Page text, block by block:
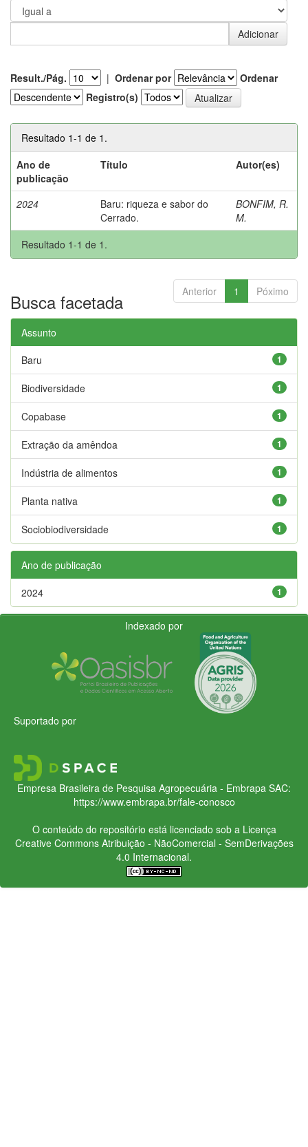
Result./Pág. | Ordenar por
Ordenar
Registro(s)
Resultado 1-1 de 1.
Ano de
publicação
Título Autor(es)
2024
Baru: riqueza e sabor do
Cerrado.
BONFIM, R.
M.
Resultado 1-1 de 1.
Anterior 1 Póximo
Busca facetada
Assunto
1
Baru
1
Biodiversidade
1
Copabase
1
Extração da amêndoa
1
Indústria de alimentos
1
Planta nativa
1
Sociobiodiversidade
Ano de publicação
1
2024
Indexado por
Suportado por
Empresa Brasileira de Pesquisa Agropecuária - Embrapa SAC:
https://www.embrapa.br/fale-conosco
O conteúdo do repositório está licenciado sob a Licença
Creative CommonsAtribuição - NãoComercial - SemDerivações
4.0 Internacional.